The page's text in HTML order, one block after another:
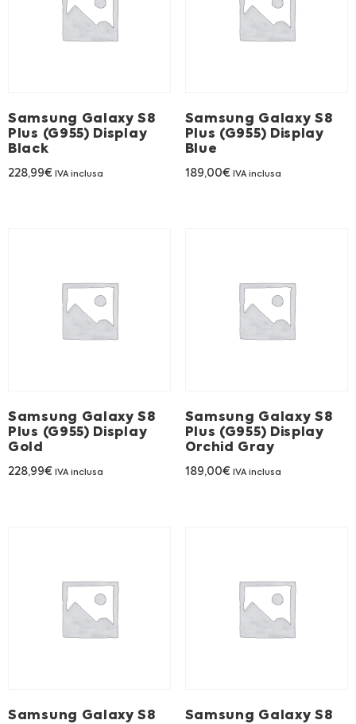
Samsung Galaxy S8
Plus (G955) Display
Black
228,99€ IVA inclusa
Samsung Galaxy S8
Plus (G955) Display
Blue
189,00€ IVA inclusa
Samsung Galaxy S8
Plus (G955) Display
Gold
228,99€ IVA inclusa
Samsung Galaxy S8
Plus (G955) Display
Orchid Gray
189,00€ IVA inclusa
Samsung Galaxy S8
Samsung Galaxy S8